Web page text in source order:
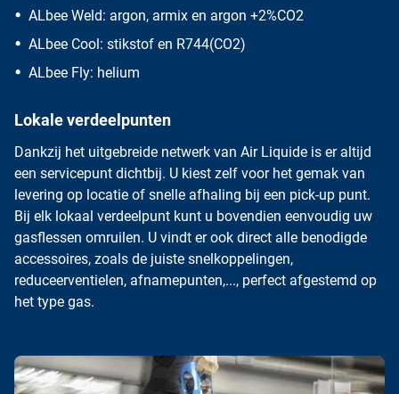
ALbee Weld: argon, armix en argon +2%CO2
ALbee Cool: stikstof en R744(CO2)
ALbee Fly: helium
Lokale verdeelpunten
Dankzij het uitgebreide netwerk van Air Liquide is er altijd
een servicepunt dichtbij. U kiest zelf voor het gemak van
levering op locatie of snelle afhaling bij een pick-up punt.
Bij elk lokaal verdeelpunt kunt u bovendien eenvoudig uw
gasflessen omruilen. U vindt er ook direct alle benodigde
accessoires, zoals de juiste snelkoppelingen,
reduceerventielen, afnamepunten,..., perfect afgestemd op
het type gas.